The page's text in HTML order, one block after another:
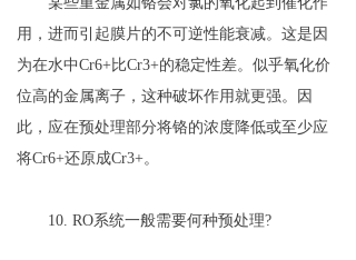
用，进而引起膜片的不可逆性能衰减。这是因
为在水中Cr6+比Cr3+的稳定性差。似乎氧化价
位高的金属离子，这种破坏作用就更强。因
此，应在预处理部分将铬的浓度降低或至少应
将Cr6+还原成Cr3+。
10. RO系统一般需要何种预处理?